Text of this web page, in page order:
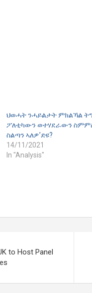
ህወሓት ንሓይልታት ምክልኻል
ፖለቲካውን ወተሃደራውን
ስልጣን ኣለዎ’ድዩ?
14/11/2021
In "Analysis"
to Host Panel